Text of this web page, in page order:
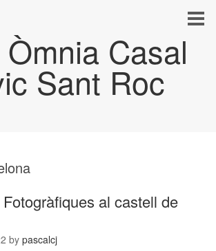
Casal
Sant Roc
al castell de
bypascalcj